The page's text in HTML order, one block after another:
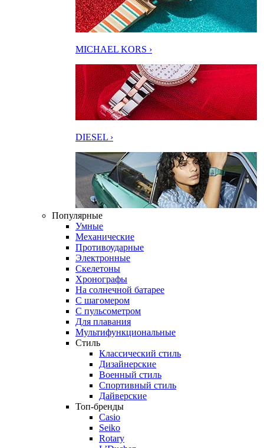
MICHAEL KORS ›
DIESEL ›
Популярные
Умные
Механические
Противоударные
Электронные
Скелетоны
Хронографы
На солнечной батарее
С шагомером
С пульсометром
Для плавания
Мультифункциональные
Стиль
Классический стиль
Дизайнерские
Военный стиль
Спортивный стиль
Дайверские
Топ-бренды
Casio
Seiko
Rotary